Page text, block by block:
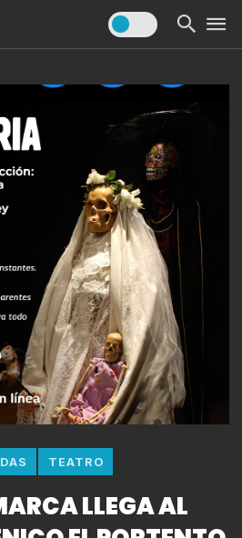
TEATRO
LLEGA AL